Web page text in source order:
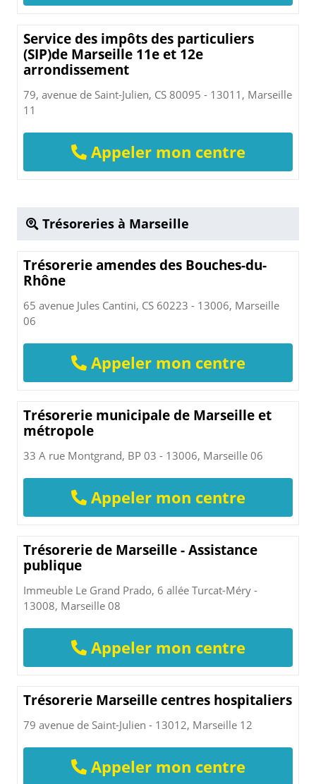
Service des impôts des particuliers
(SIP)de Marseille 11e et 12e
arrondissement
79, avenue de Saint-Julien, CS 80095 - 13011, Marseille
11
Appeler mon centre
Trésoreries à Marseille
Trésorerie amendes des Bouches-du-
Rhône
65 avenue Jules Cantini, CS 60223 - 13006, Marseille
06
Appeler mon centre
Trésorerie municipale de Marseille et
métropole
33 A rue Montgrand, BP 03 - 13006, Marseille 06
Appeler mon centre
Trésorerie de Marseille - Assistance
publique
Immeuble Le Grand Prado, 6 allée Turcat-Méry -
13008, Marseille 08
Appeler mon centre
Trésorerie Marseille centres hospitaliers
79 avenue de Saint-Julien - 13012, Marseille 12
Appeler mon centre